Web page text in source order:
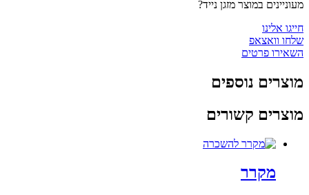
מעוניינים במוצר מזגן נייד?
חייגו אלינו
שלחו וואצאפ
השאירו פרטים
מוצרים נוספים
מוצרים קשורים
מקרר